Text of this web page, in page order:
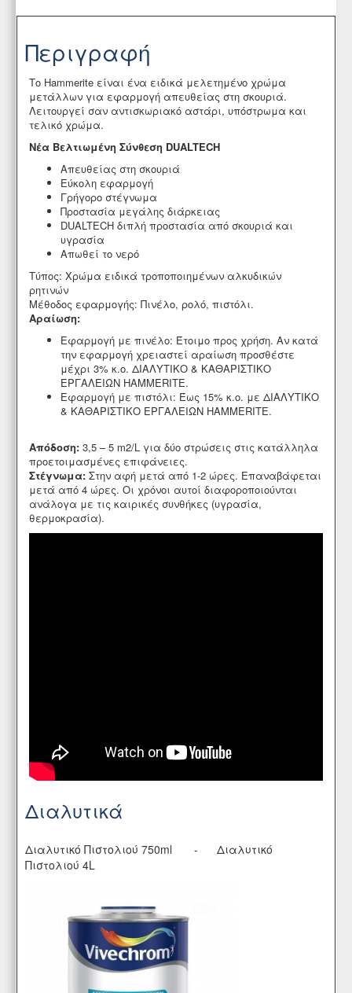
Περιγραφή
Το Hammerite είναι ένα ειδικά μελετημένο χρώμα
μετάλλων για εφαρμογή απευθείας στη σκουριά.
Λειτουργεί σαν αντισκωριακό αστάρι, υπόστρωμα και
τελικό χρώμα.
Νέα Βελτιωμένη Σύνθεση DUALTECH
Απευθείας στη σκουριά
Εύκολη εφαρμογή
Γρήγορο στέγνωμα
Προστασία μεγάλης διάρκειας
DUALTECH διπλή προστασία από σκουριά και
υγρασία
Απωθεί το νερό
Τύπος: Χρώμα ειδικά τροποποιημένων αλκυδικών
ρητινών
Μέθοδος εφαρμογής: Πινέλο, ρολό, πιστόλι.
Αραίωση:
Εφαρμογή με πινέλο: Έτοιμο προς χρήση. Αν κατά
την εφαρμογή χρειαστεί αραίωση προσθέστε
μέχρι 3% κ.ο. ΔΙΑΛΥΤΙΚΟ & ΚΑΘΑΡΙΣΤΙΚΟ
ΕΡΓΑΛΕΙΩΝ HAMMERITE.
Εφαρμογή με πιστόλι: Έως 15% κ.ο. με ΔΙΑΛΥΤΙΚΟ
& ΚΑΘΑΡΙΣΤΙΚΟ ΕΡΓΑΛΕΙΩΝ HAMMERITE.
Απόδοση: 3,5 – 5 m2/L για δύο στρώσεις στις κατάλληλα
προετοιμασμένες επιφάνειες.
Στέγνωμα: Στην αφή μετά από 1-2 ώρες. Επαναβάφεται
μετά από 4 ώρες. Οι χρόνοι αυτοί διαφοροποιούνται
ανάλογα με τις καιρικές συνθήκες (υγρασία,
θερμοκρασία).
Διαλυτικά
Διαλυτικό Πιστολιού 750ml - Διαλυτικό
Πιστολιού 4L